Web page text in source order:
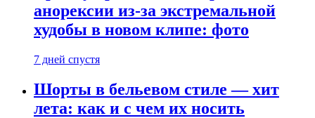
анорексии из-за экстремальной
худобы в новом клипе: фото
7 дней спустя
Шорты в бельевом стиле — хит
лета: как и с чем их носить